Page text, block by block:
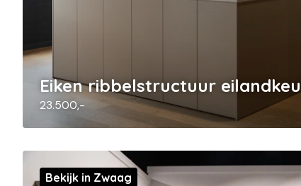
Eiken ribbelstructuur
23.500,-
Bekijk in Zwaag